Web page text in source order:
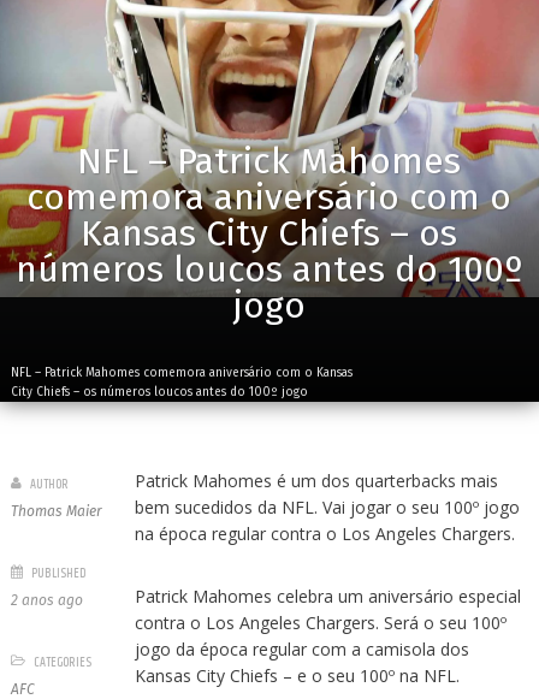
NFL – Patrick Mahomes
comemora aniversário com o
Kansas City Chiefs – os
números loucos antes do 100º
jogo
NFL – Patrick Mahomes comemora aniversário com o Kansas
City Chiefs – os números loucos antes do 100º jogo
Patrick Mahomes é um dos quarterbacks mais
bem sucedidos da NFL. Vai jogar o seu 100º jogo
na época regular contra o Los Angeles Chargers.
Patrick Mahomes celebra um aniversário especial
contra o Los Angeles Chargers. Será o seu 100º
jogo da época regular com a camisola dos
Kansas City Chiefs – e o seu 100º na NFL.
AUTHOR
Thomas Maier
PUBLISHED
2 anos ago
CATEGORIES
AFC